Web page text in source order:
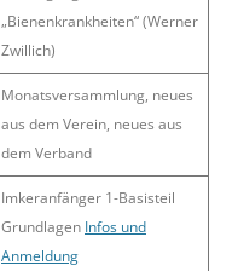
„Bienenkrankheiten“ (Werner
Zwillich)
Monatsversammlung, neues
aus dem Verein, neues aus
dem Verband
Imkeranfänger 1-Basisteil
Grundlagen Infos und
Anmeldung